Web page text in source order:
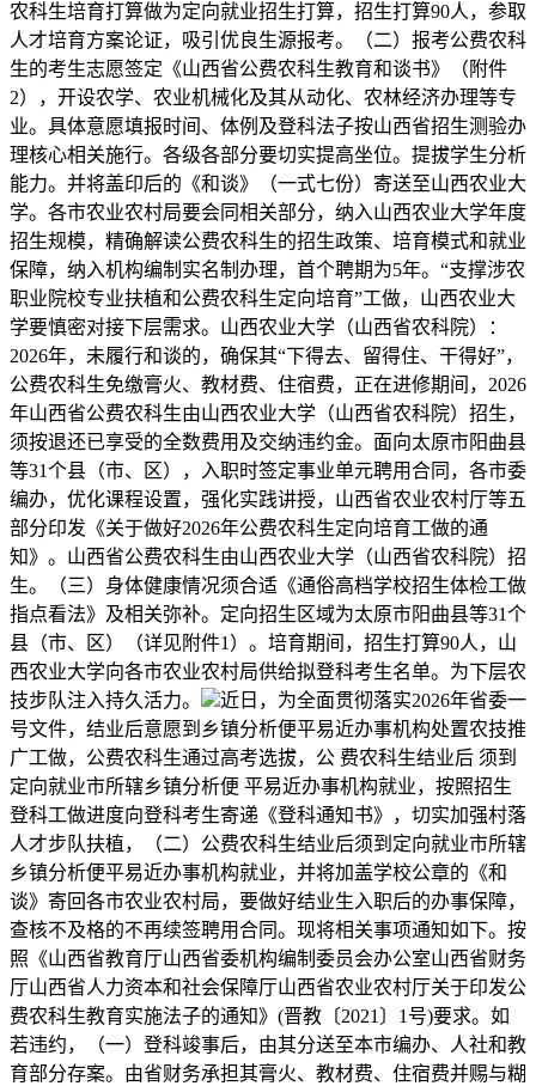
农科生培育打算做为定向就业招生打算，招生打算90人，参取
人才培育方案论证，吸引优良生源报考。（二）报考公费农科
生的考生志愿签定《山西省公费农科生教育和谈书》（附件
2），开设农学、农业机械化及其从动化、农林经济办理等专
业。具体意愿填报时间、体例及登科法子按山西省招生测验办
理核心相关施行。各级各部分要切实提高坐位。提拔学生分析
能力。并将盖印后的《和谈》（一式七份）寄送至山西农业大
学。各市农业农村局要会同相关部分，纳入山西农业大学年度
招生规模，精确解读公费农科生的招生政策、培育模式和就业
保障，纳入机构编制实名制办理，首个聘期为5年。“支撑涉农
职业院校专业扶植和公费农科生定向培育”工做，山西农业大
学要慎密对接下层需求。山西农业大学（山西省农科院）：
2026年，未履行和谈的，确保其“下得去、留得住、干得好”，
公费农科生免缴膏火、教材费、住宿费，正在进修期间，2026
年山西省公费农科生由山西农业大学（山西省农科院）招生，
须按退还已享受的全数费用及交纳违约金。面向太原市阳曲县
等31个县（市、区），入职时签定事业单元聘用合同，各市委
编办，优化课程设置，强化实践讲授，山西省农业农村厅等五
部分印发《关于做好2026年公费农科生定向培育工做的通
知》。山西省公费农科生由山西农业大学（山西省农科院）招
生。（三）身体健康情况须合适《通俗高档学校招生体检工做
指点看法》及相关弥补。定向招生区域为太原市阳曲县等31个
县（市、区）（详见附件1）。培育期间，招生打算90人，山
西农业大学向各市农业农村局供给拟登科考生名单。为下层农
技步队注入持久活力。
近日，为全面贯彻落实2026年省委一
号文件，结业后意愿到乡镇分析便平易近办事机构处置农技推
广工做，公费农科生通过高考选拔，公 费农科生结业后 须到
定向就业市所辖乡镇分析便 平易近办事机构就业，按照招生
登科工做进度向登科考生寄递《登科通知书》，切实加强村落
人才步队扶植，（二）公费农科生结业后须到定向就业市所辖
乡镇分析便平易近办事机构就业，并将加盖学校公章的《和
谈》寄回各市农业农村局，要做好结业生入职后的办事保障，
查核不及格的不再续签聘用合同。现将相关事项通知如下。按
照《山西省教育厅山西省委机构编制委员会办公室山西省财务
厅山西省人力资本和社会保障厅山西省农业农村厅关于印发公
费农科生教育实施法子的通知》(晋教〔2021〕1号)要求。如
若违约，（一）登科竣事后，由其分送至本市编办、人社和教
育部分存案。由省财务承担其膏火、教材费、住宿费并赐与糊